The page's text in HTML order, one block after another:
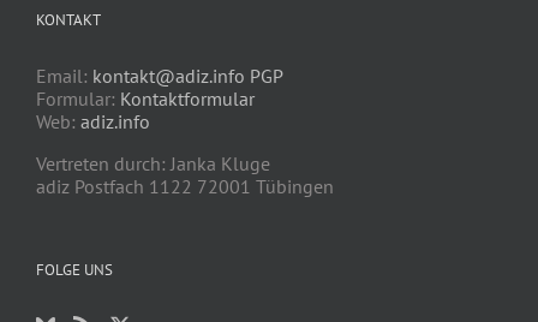
KONTAKT
Email: kontakt@adiz.info PGP
Formular: Kontaktformular
Web: adiz.info
Vertreten durch: Janka Kluge
adiz Postfach 1122 72001 Tübingen
FOLGE UNS